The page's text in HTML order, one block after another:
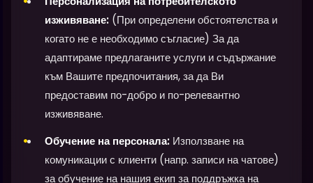
изживяване: (При определени обстоятелства и
когато не е необходимо съгласие) За да
адаптираме предлаганите услуги и съдържание
към Вашите предпочитания, за да Ви
предоставим по-добро и по-релевантно
изживяване.
Обучение на персонала: Използване на
комуникации с клиенти (напр. записи на чатове)
за обучение на нашия екип за поддръжка на